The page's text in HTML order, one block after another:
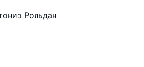
Рольдан